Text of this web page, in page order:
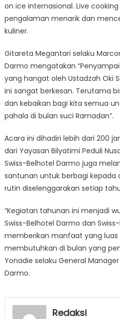
on ice internasional. Live
pengalaman menarik dan
kuliner.
Gitareta Megantari selaku
Darmo mengatakan
yang hangat oleh Ustadzah Oki
ini sangat berkesan. Terutama
dan kebaikan bagi kita semua
pahala di bulan suci Ramadan”.
Acara ini dihadiri lebih dari 200
dari Yayasan Bilyatimi Peduli
Swiss-Belhotel Darmo juga
santunan untuk berbagi
rutin diselenggarakan setiap
“Kegiatan tahunan ini menjadi
Swiss-Belhotel Darmo dan
memberikan manfaat yang
membutuhkan di bulan yang
Yonadie selaku General
Darmo.
Redaksi